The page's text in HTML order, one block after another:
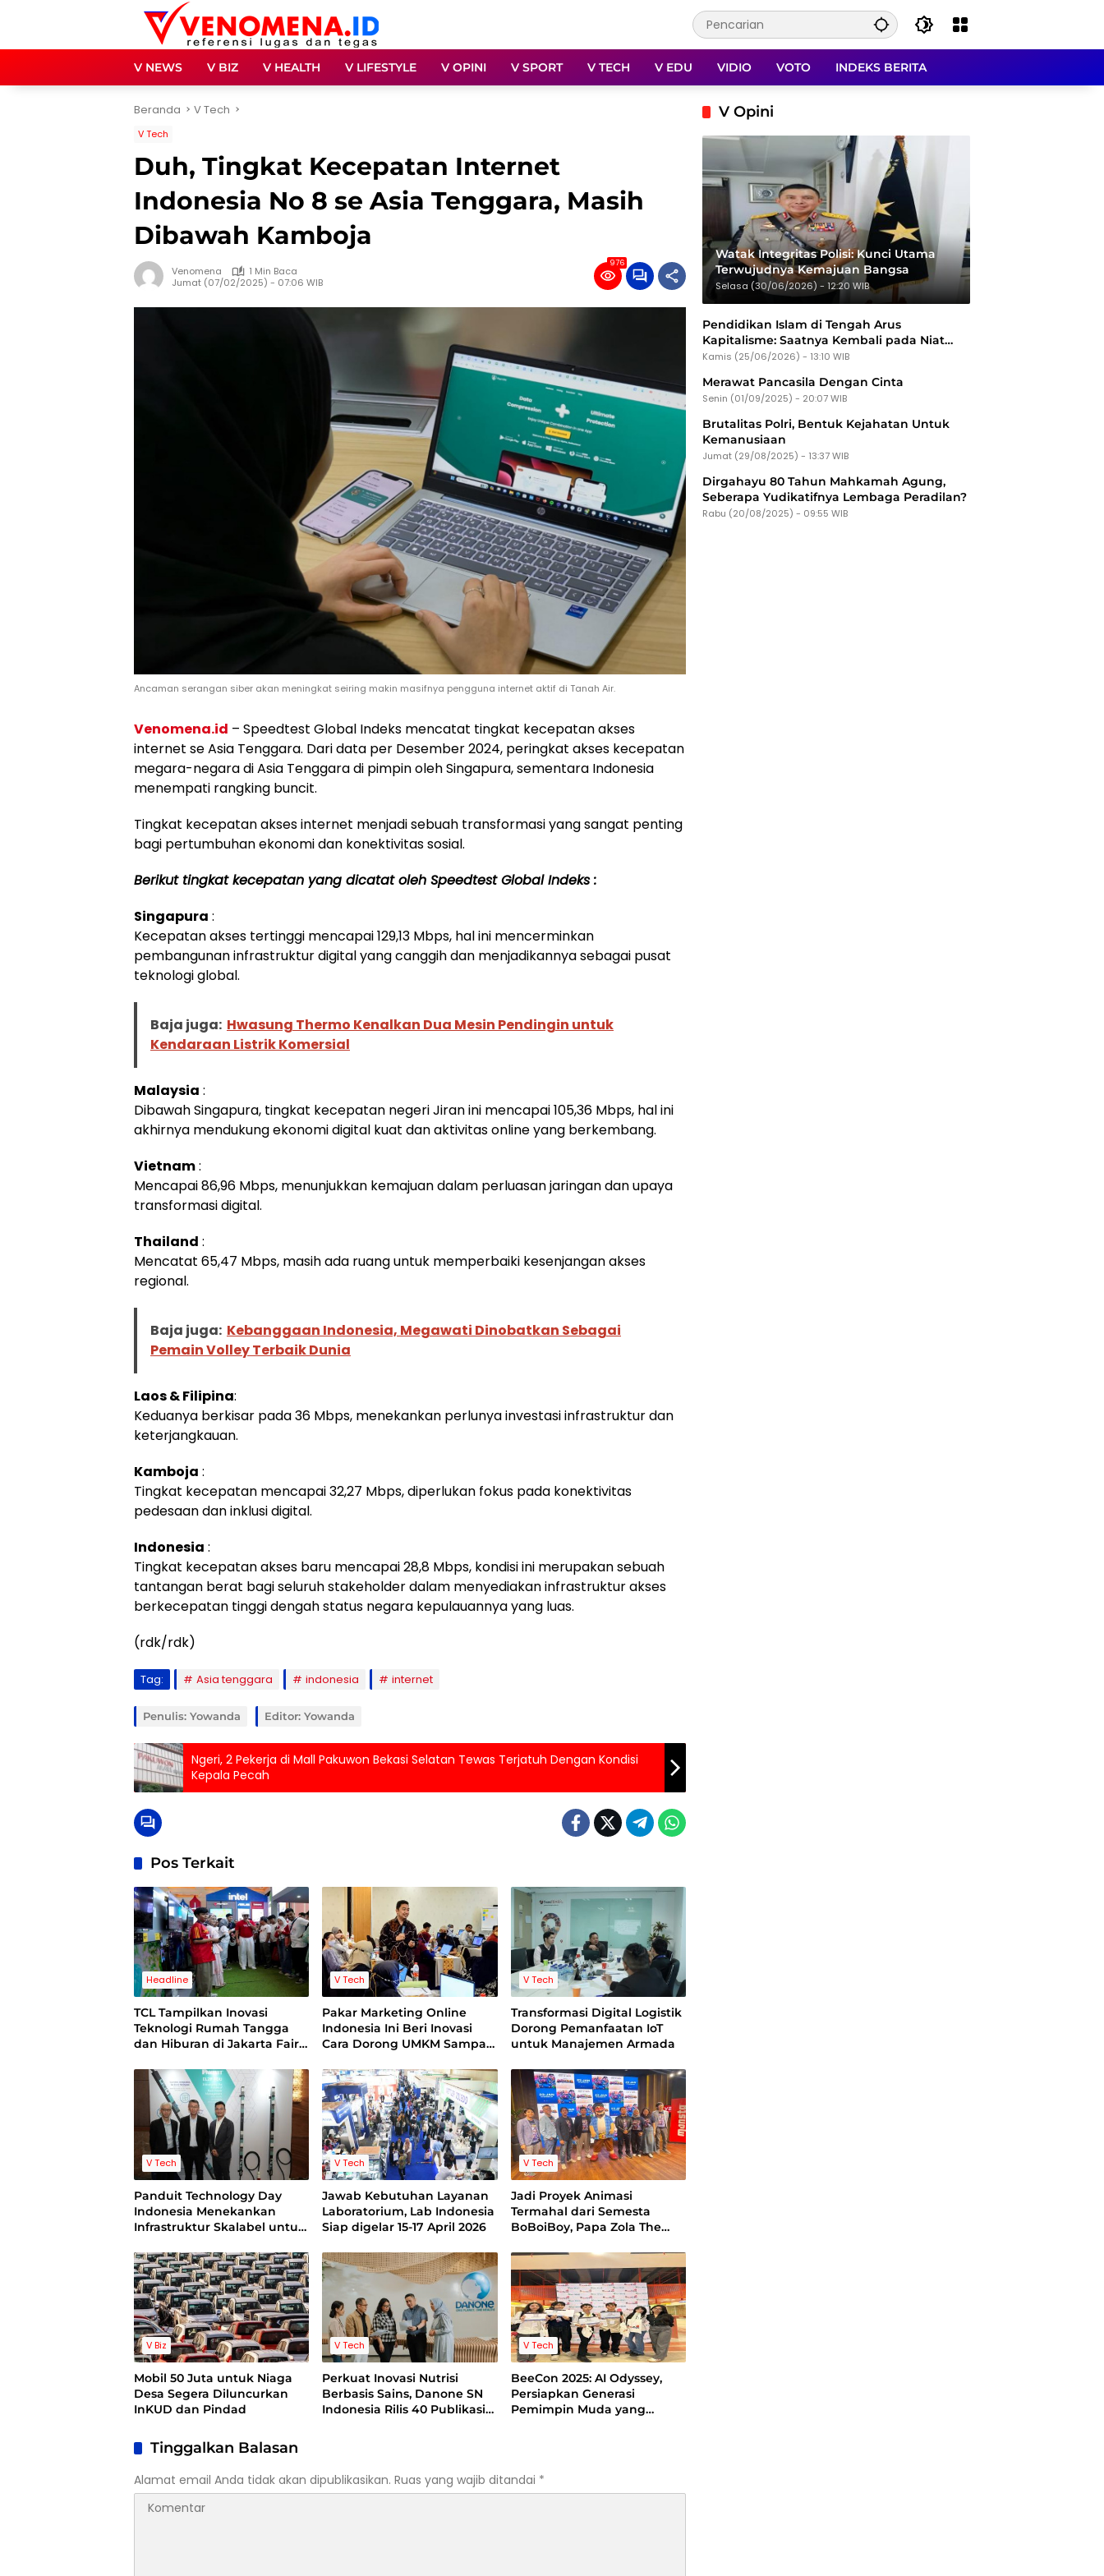
V NEWS V BIZ V HEALTH V LIFESTYLE V OPINI V SPORT V TECH V EDU VIDIO VOTO INDEKS BERITA
Beranda V Tech
V Tech
Duh, Tingkat Kecepatan Internet
Indonesia No 8 se Asia Tenggara, Masih
Dibawah Kamboja
Venomena
1 Min Baca
Jumat (07/02/2025) - 07:06 WIB
976
Ancaman serangan siber akan meningkat seiring makin masifnya pengguna internet aktif di Tanah Air.
Venomena.id – Speedtest Global Indeks mencatat tingkat kecepatan akses
internet se Asia Tenggara. Dari data per Desember 2024, peringkat akses kecepatan
megara-negara di Asia Tenggara di pimpin oleh Singapura, sementara Indonesia
menempati rangking buncit.
Tingkat kecepatan akses internet menjadi sebuah transformasi yang sangat penting
bagi pertumbuhan ekonomi dan konektivitas sosial.
Berikut tingkat kecepatan yang dicatat oleh Speedtest Global Indeks :
Singapura :
Kecepatan akses tertinggi mencapai 129,13 Mbps, hal ini mencerminkan
pembangunan infrastruktur digital yang canggih dan menjadikannya sebagai pusat
teknologi global.
Baja juga: Hwasung Thermo Kenalkan Dua Mesin Pendingin untuk
Kendaraan Listrik Komersial
Malaysia :
Dibawah Singapura, tingkat kecepatan negeri Jiran ini mencapai 105,36 Mbps, hal ini
akhirnya mendukung ekonomi digital kuat dan aktivitas online yang berkembang.
Vietnam:
Mencapai 86,96 Mbps, menunjukkan kemajuan dalam perluasan jaringan dan upaya
transformasi digital.
Thailand :
Mencatat 65,47 Mbps, masih ada ruang untuk memperbaiki kesenjangan akses
regional.
Baja juga: Kebanggaan Indonesia, Megawati Dinobatkan Sebagai
Pemain Volley Terbaik Dunia
Laos & Filipina:
Keduanya berkisar pada 36 Mbps, menekankan perlunya investasi infrastruktur dan
keterjangkauan.
Kamboja :
Tingkat kecepatan mencapai 32,27 Mbps, diperlukan fokus pada konektivitas
pedesaan dan inklusi digital.
Indonesia :
Tingkat kecepatan akses baru mencapai 28,8 Mbps, kondisi ini merupakan sebuah
tantangan berat bagi seluruh stakeholder dalam menyediakan infrastruktur akses
berkecepatan tinggi dengah status negara kepulauannya yang luas.
(rdk/rdk)
Tag: Asia tenggara indonesia internet
Penulis: Yowanda Editor: Yowanda
Ngeri, 2 Pekerja di Mall Pakuwon Bekasi Selatan Tewas Terjatuh Dengan Kondisi
Kepala Pecah
Pos Terkait
Headline
TCL Tampilkan Inovasi
Teknologi Rumah Tangga
dan Hiburan di Jakarta Fair
V Tech
Pakar Marketing Online
Indonesia Ini Beri Inovasi
Cara Dorong UMKM Sampai
Era Digital
V Tech
Transformasi Digital Logistik
Dorong Pemanfaatan IoT
untuk Manajemen Armada
V Tech
Panduit Technology Day
Indonesia Menekankan
Infrastruktur Skalabel untuk
V Tech
Jawab Kebutuhan Layanan
Laboratorium, Lab Indonesia
Siap digelar 15-17 April 2026
V Tech
Jadi Proyek Animasi
Termahal dari Semesta
BoBoiBoy, Papa Zola The
Miliar
V Biz
Mobil 50 Juta untuk Niaga
Desa Segera Diluncurkan
InKUD dan Pindad
V Tech
Perkuat Inovasi Nutrisi
Berbasis Sains, Danone SN
Indonesia Rilis 40 Publikasi
V Tech
BeeCon 2025: AI Odyssey,
Persiapkan Generasi
Pemimpin Muda yang
Tinggalkan Balasan
Alamat email Anda tidak akan dipublikasikan. Ruas yang wajib ditandai *
V Opini
Watak Integritas Polisi: Kunci Utama
Terwujudnya Kemajuan Bangsa
Selasa (30/06/2026) - 12:20 WIB
Pendidikan Islam di Tengah Arus
Kapitalisme: Saatnya Kembali pada Niat
dan Tujuan
Kamis (25/06/2026) - 13:10 WIB
Merawat Pancasila Dengan Cinta
Senin (01/09/2025) - 20:07 WIB
Brutalitas Polri, Bentuk Kejahatan Untuk
Kemanusiaan
Jumat (29/08/2025) - 13:37 WIB
Dirgahayu 80 Tahun Mahkamah Agung,
Seberapa Yudikatifnya Lembaga Peradilan?
Rabu (20/08/2025) - 09:55 WIB